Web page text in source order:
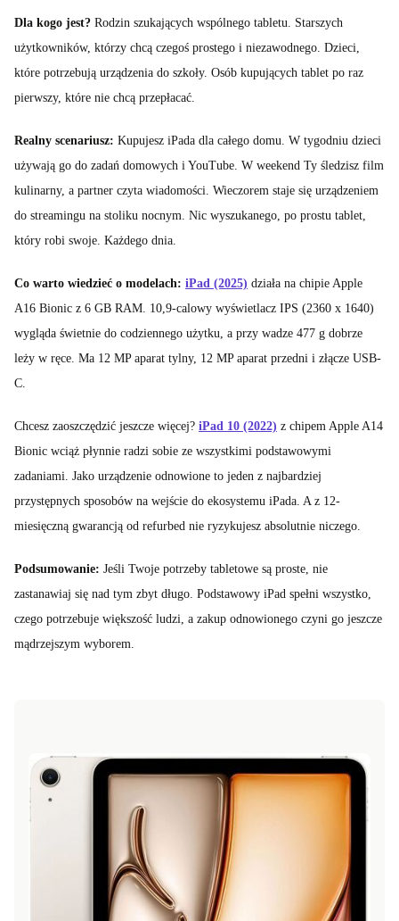
Dla kogo jest? Rodzin szukających wspólnego tabletu. Starszych
użytkowników, którzy chcą czegoś prostego i niezawodnego. Dzieci,
które potrzebują urządzenia do szkoły. Osób kupujących tablet po raz
pierwszy, które nie chcą przepłacać.
Realny scenariusz: Kupujesz iPada dla całego domu. W tygodniu dzieci
używają go do zadań domowych i YouTube. W weekend Ty śledzisz film
kulinarny, a partner czyta wiadomości. Wieczorem staje się urządzeniem
do streamingu na stoliku nocnym. Nic wyszukanego, po prostu tablet,
który robi swoje. Każdego dnia.
Co warto wiedzieć o modelach: iPad (2025) działa na chipie Apple
A16 Bionic z 6 GB RAM. 10,9-calowy wyświetlacz IPS (2360 x 1640)
wygląda świetnie do codziennego użytku, a przy wadze 477 g dobrze
leży w ręce. Ma 12 MP aparat tylny, 12 MP aparat przedni i złącze USB-
C.
Chcesz zaoszczędzić jeszcze więcej? iPad 10 (2022) z chipem Apple A14
Bionic wciąż płynnie radzi sobie ze wszystkimi podstawowymi
zadaniami. Jako urządzenie odnowione to jeden z najbardziej
przystępnych sposobów na wejście do ekosystemu iPada. A z 12-
miesięczną gwarancją od refurbed nie ryzykujesz absolutnie niczego.
Podsumowanie: Jeśli Twoje potrzeby tabletowe są proste, nie
zastanawiaj się nad tym zbyt długo. Podstawowy iPad spełni wszystko,
czego potrzebuje większość ludzi, a zakup odnowionego czyni go jeszcze
mądrzejszym wyborem.